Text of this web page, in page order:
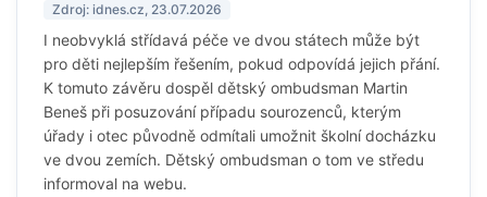
Zdroj: idnes.cz, 23.07.2026
I neobvyklá střídavá péče ve dvou státech může být
pro děti nejlepším řešením, pokud odpovídá jejich přání.
K tomuto závěru dospěl dětský ombudsman Martin
Beneš při posuzování případu sourozenců, kterým
úřady i otec původně odmítali umožnit školní docházku
ve dvou zemích. Dětský ombudsman o tom ve středu
informoval na webu.